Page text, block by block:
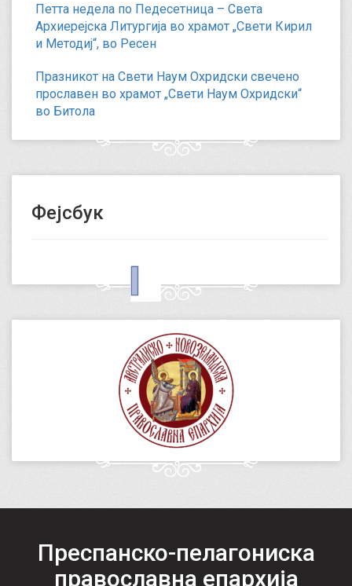
Петта недела по Педесетница – Света
Архиерејска Литургија во храмот „Свети Кирил
и Методиј“, во Ресен
Празникот на Свети Наум Охридски свечено
прославен во храмот „Свети Наум Охридски“
во Битола
Фејсбук
Преспанско-пелагониска
православна епархија